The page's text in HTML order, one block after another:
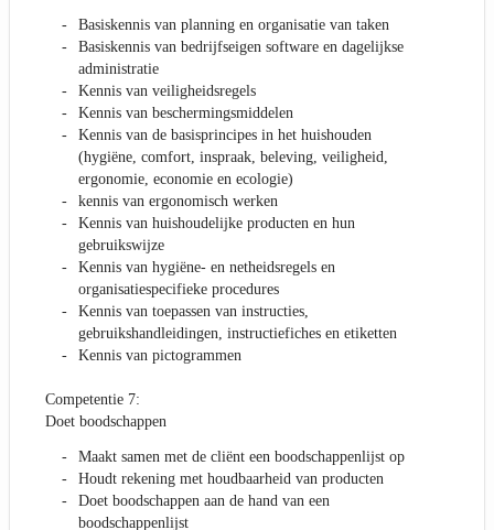
Basiskennis van planning en organisatie van taken
Basiskennis van bedrijfseigen software en dagelijkse
administratie
Kennis van veiligheidsregels
Kennis van beschermingsmiddelen
Kennis van de basisprincipes in het huishouden
(hygiëne, comfort, inspraak, beleving, veiligheid,
ergonomie, economie en ecologie)
kennis van ergonomisch werken
Kennis van huishoudelijke producten en hun
gebruikswijze
Kennis van hygiëne- en netheidsregels en
organisatiespecifieke procedures
Kennis van toepassen van instructies,
gebruikshandleidingen, instructiefiches en etiketten
Kennis van pictogrammen
Competentie 7:
Doet boodschappen
Maakt samen met de cliënt een boodschappenlijst op
Houdt rekening met houdbaarheid van producten
Doet boodschappen aan de hand van een
boodschappenlijst